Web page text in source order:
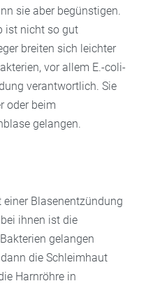
sie aber begünstigen.
ist nicht so gut
breiten sich leichter
vor allem E.-coli-
verantwortlich. Sie
oder beim
gelangen.
Blasenentzündung
ihnen ist die
gelangen
die Schleimhaut
Harnröhre in